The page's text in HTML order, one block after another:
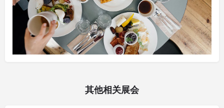
其他相关展会